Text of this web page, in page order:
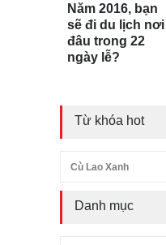
Năm 2016, bạn
sẽ đi du lịch nơi
đâu trong 22
ngày lễ?
Từ khóa hot
Cù Lao Xanh
Danh mục